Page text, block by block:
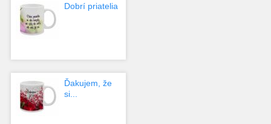
Dobrí priatelia
Ďakujem, že
si...